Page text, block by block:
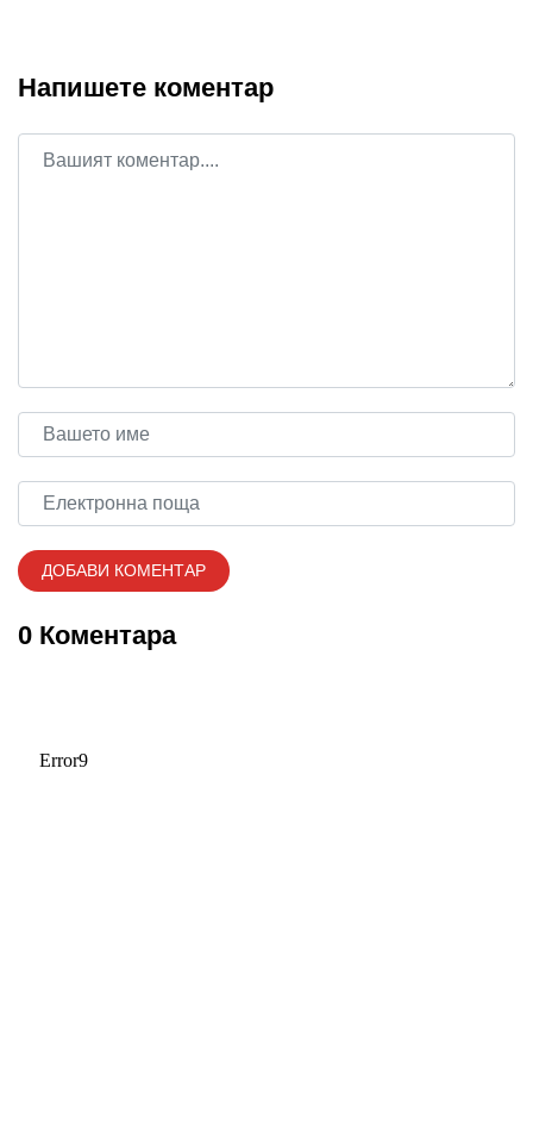
Напишете коментар
0 Коментара